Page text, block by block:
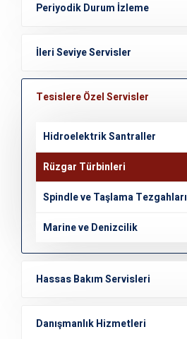
Periyodik Durum İzleme
İleri Seviye Servisler
Tesislere Özel Servisler
Hidroelektrik Santraller
Rüzgar Türbinleri
Spindle ve Taşlama Tezgahları
Marine ve Denizcilik
Hassas Bakım Servisleri
Danışmanlık Hizmetleri